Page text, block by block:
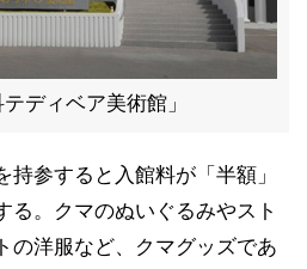
ディベア美術館」
参すると入館料が「半額」
る。クマのぬいぐるみやスト
の洋服など、クマグッズであ